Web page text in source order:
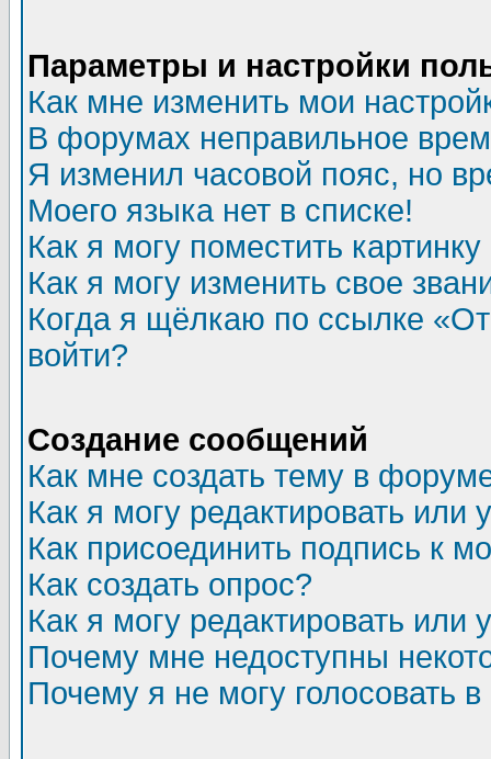
Параметры и настройки
Как мне изменить мои
В форумах неправильное
Я изменил часовой пояс, но
Моего языка нет в списке!
Как я могу поместить
Как я могу изменить свое
Когда я щёлкаю по ссылке
войти?
Создание сообщений
Как мне создать тему в
Как я могу редактировать или
Как присоединить подпись к
Как создать опрос?
Как я могу редактировать или
Почему мне недоступны
Почему я не могу голосовать